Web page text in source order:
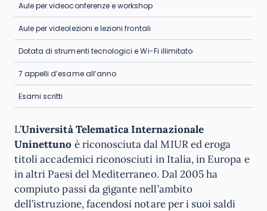
Aule per videoconferenze e workshop
Aule per videolezioni e lezioni frontali
Dotata di strumenti tecnologici e Wi-Fi illimitato
7 appelli d’esame all’anno
Esami scritti
L’Università Telematica Internazionale
Uninettuno è riconosciuta dal MIUR ed eroga
titoli accademici riconosciuti in Italia, in Europa e
in altri Paesi del Mediterraneo. Dal 2005 ha
compiuto passi da gigante nell’ambito
dell’istruzione, facendosi notare per i suoi saldi